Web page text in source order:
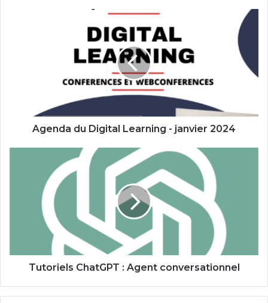
Agenda du Digital Learning - janvier 2024
Tutoriels ChatGPT : Agent conversationnel